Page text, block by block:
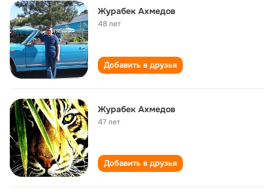
Журабек Ахмедов
48 лет
Добавить в друзья
Журабек Ахмедов
47 лет
Добавить в друзья